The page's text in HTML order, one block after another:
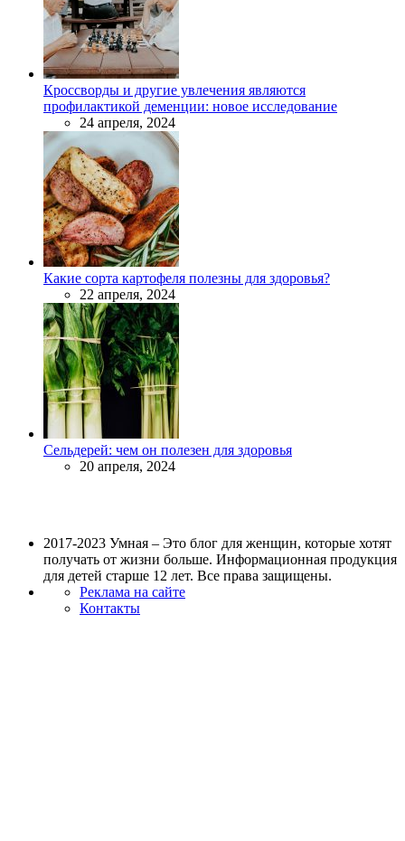
Кроссворды и другие увлечения являются
профилактикой деменции: новое исследование
24 апреля, 2024
Какие сорта картофеля полезны для здоровья?
22 апреля, 2024
Сельдерей: чем он полезен для здоровья
20 апреля, 2024
2017-2023 Умная – Это блог для женщин, которые хотят
получать от жизни больше. Информационная продукция
для детей старше 12 лет. Все права защищены.
Реклама на сайте
Контакты